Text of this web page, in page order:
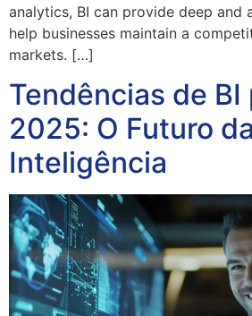
analytics, BI can provide deep and
help businesses maintain a
markets. […]
Tendências de BI
2025: O Futuro da
Inteligência